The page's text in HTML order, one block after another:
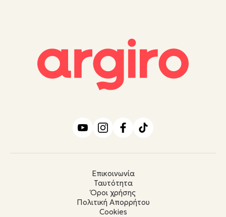
Επικοινωνία
Ταυτότητα
Όροι χρήσης
Πολιτική Απορρήτου
Cookies